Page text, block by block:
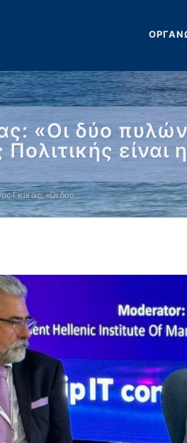
«Οι δύο
Πολιτικής
Γκίκας: «Οι δύο …